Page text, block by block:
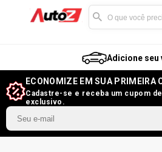
Adicione seu
ECONOMIZE EM SUA PRIMEIRA
Cadastre-se e receba um cupom
exclusivo.